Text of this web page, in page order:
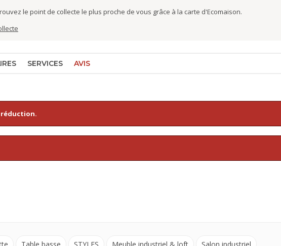
le point de collecte le plus proche de vous grâce à la carte d'Ecomaison.
SERVICES AVIS
réduction.